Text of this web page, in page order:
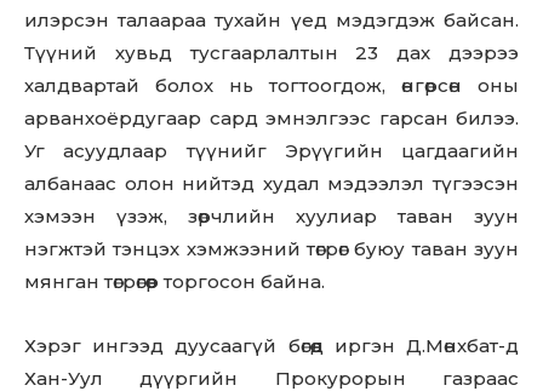
илэрсэн талаараа тухайн үед мэдэгдэж байсан.
Түүний хувьд тусгаарлалтын 23 дах дээрээ
халдвартай болох нь тогтоогдож, өнгөрсөн оны
арванхоёрдугаар сард эмнэлгээс гарсан билээ.
Уг асуудлаар түүнийг Эрүүгийн цагдаагийн
албанаас олон нийтэд худал мэдээлэл түгээсэн
хэмээн үзэж, зөрчлийн хуулиар таван зуун
нэгжтэй тэнцэх хэмжээний төгрөг буюу таван зуун
мянган төгрөгөөр торгосон байна.
Хэрэг ингээд дуусаагүй бөгөөд иргэн Д.Мөнхбат-д
Хан-Уул дүүргийн Прокурорын газраас